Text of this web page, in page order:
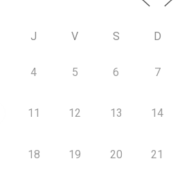
J V S D
4 5 6 7
11 12 13 14
18 19 20 21